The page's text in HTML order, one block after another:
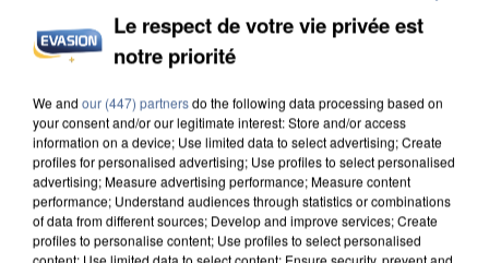
DE SOLIDARITÉ AVEC LES...
Le respect de votre vie privée est
notre priorité
We and our (447) partnersdo the following data processing based on
your consent and/or our legitimate interest: Store and/or access
information on a device; Use limited data to select advertising; Create
profiles for personalised advertising; Use profiles to select personalised
advertising; Measure advertising performance; Measure content
performance; Understand audiences through statistics or combinations
of data from different sources; Develop and improve services; Create
profiles to personalise content; Use profiles to select personalised
content; Use limited data to select content; Ensure security, prevent and